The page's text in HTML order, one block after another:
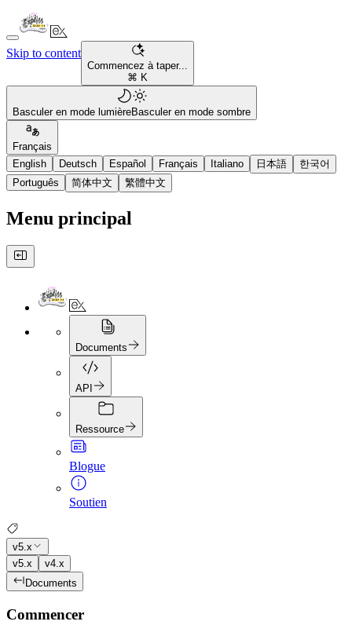
Skip to content
Commencez à taper...
⌘ K
Basculer en mode lumièreBasculer en mode sombre
Français
English
Deutsch Español Français Italiano 日本語
한국어
Português
简体中文 繁體中文
Menu principal
Documents
API
Ressource
Blogue
Soutien
v5.x
v5.x
v4.x
Documents
Commencer